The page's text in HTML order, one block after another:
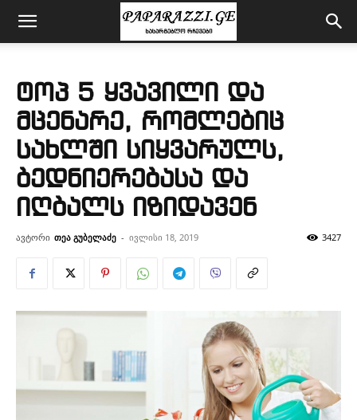
ტოპ 5 ყვავილი და
მცენარე, რომლებიც
სახლში სიყვარულს,
ბედნიერებასა და
იღბალს იზიდავენ
ავტორი თეა გუბელაძე - ივლისი 18, 2019 3427